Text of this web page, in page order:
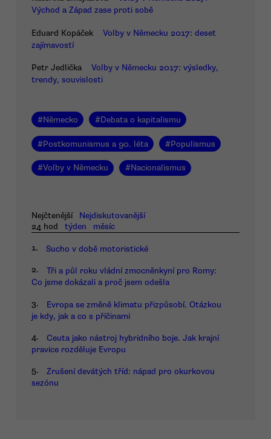
Východ a Západ zase proti sobě
Eduard Kopáček
Volby v Německu 2017: deset
zajímavostí
Petr Jedlička
Volby v Německu 2017: výsledky,
trendy, souvislosti
#Německo #Debata o kapitalismu
#Postkomunismus a 90. léta #Populismus
#Volby v Německu #Nacionalismus
Nejčtenější
Nejdiskutovanější
24 hod
týden měsíc
1. Sucho v době motoristické
2.
Tři a půl roku vládní zmocněnkyní pro Romy:
Co jsme dokázali a proč jsem odešla
3.
Evropa se změně klimatu přizpůsobí. Otázkou
je kdy, jak a co s příčinami
4.
Ceuta jako nástroj hybridního boje. Jak krajní
pravice rozděluje Evropu
5.
Zrušení devátých tříd: nápad pro okurkovou
sezónu